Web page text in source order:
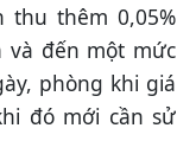
thu thêm 0,05%
và đến một mức
phòng khi giá
đó mới cần sử